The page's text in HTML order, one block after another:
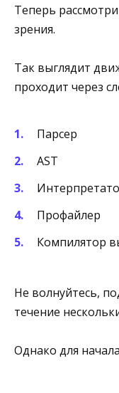
Теперь
зрения.
Так выглядит
проходит через
Парсер
AST
Профайлер
Компилятор
Не волнуйтесь,
течение
Однако для